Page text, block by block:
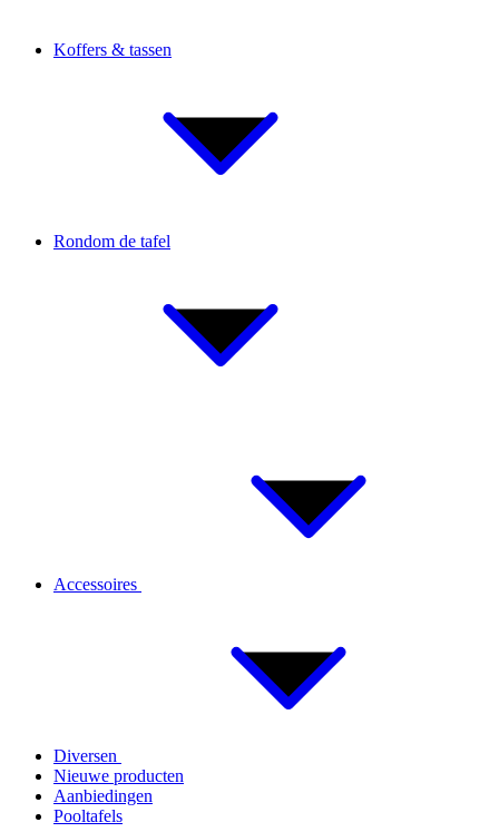
Koffers & tassen
Rondom de tafel
Accessoires
Diversen
Nieuwe producten
Aanbiedingen
Pooltafels